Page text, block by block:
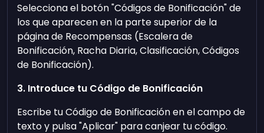
Selecciona el botón "Códigos de Bonificación" de
los que aparecen en la parte superior de la
página de Recompensas (Escalera de
Bonificación, Racha Diaria, Clasificación, Códigos
de Bonificación).
3. Introduce tu Código de Bonificación
Escribe tu Código de Bonificación en el campo de
texto y pulsa "Aplicar" para canjear tu código.